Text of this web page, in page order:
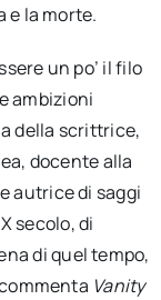
e la morte.
un po’ il filo
ambizioni
della scrittrice,
docente alla
autrice di saggi
secolo, di
di quel tempo,
Vanity